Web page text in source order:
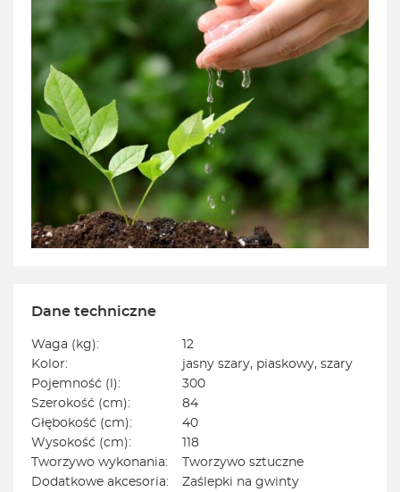
Dane techniczne
Waga (kg):
12
Kolor:
jasny szary, piaskowy, szary
Pojemność (l):
300
Szerokość (cm):
84
Głębokość (cm):
40
Wysokość (cm):
118
Tworzywo wykonania:
Tworzywo sztuczne
Dodatkowe akcesoria:
Zaślepki na gwinty